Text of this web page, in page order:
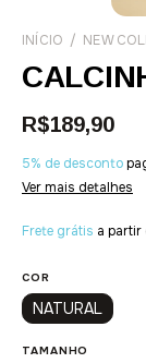
INÍCIO / NEW
R$189,90
5% de desconto
Ver mais detalhes
Frete grátis a partir
COR
NATURAL
TAMANHO